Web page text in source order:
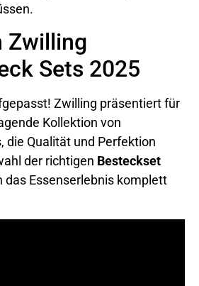
Zwilling
Sets 2025
Zwilling präsentiert für
Kollektion von
die Qualität und Perfektion
der richtigen Besteckset
das Essenserlebnis komplett